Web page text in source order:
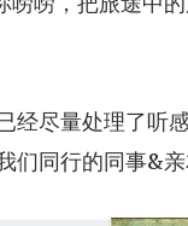
经尽量处理了听
们同行的同事&